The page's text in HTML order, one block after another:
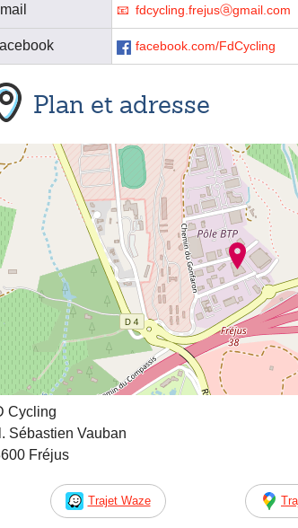
fdcycling.frejusⓐgmail.com
facebook.com/FdCycling
Plan et adresse
Cycling
Sébastien Vauban
Fréjus
Trajet Waze